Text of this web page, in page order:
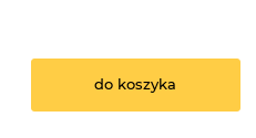
do koszyka